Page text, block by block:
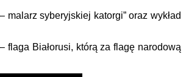
syberyjskiej katorgi” oraz wykład
flaga Białorusi, którą za flagę narodową